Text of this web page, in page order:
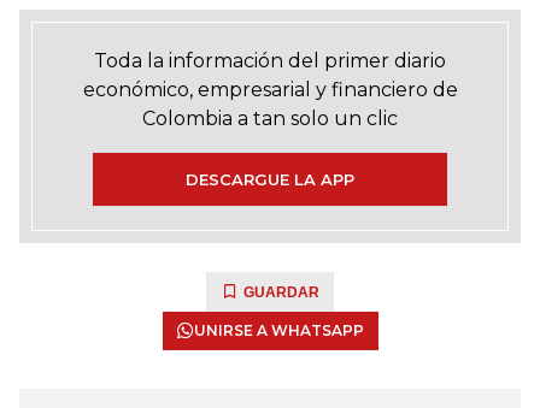
Toda la información del primer diario
económico, empresarial y financiero de
Colombia a tan solo un clic
DESCARGUE LA APP
GUARDAR
UNIRSE A WHATSAPP